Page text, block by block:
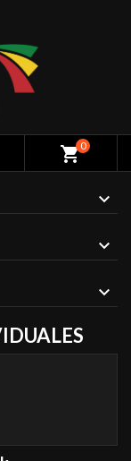
shopping_cart0